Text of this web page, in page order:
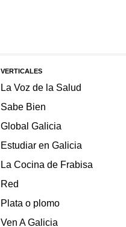
VERTICALES
La Voz de la Salud
Sabe Bien
Global Galicia
Estudiar en Galicia
La Cocina de Frabisa
Red
Plata o plomo
Ven A Galicia